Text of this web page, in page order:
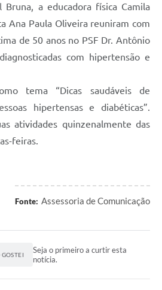
Bruna, a educadora física Camila
Ana Paula Oliveira reuniram com
de 50 anos no PSF Dr. Antônio
com hipertensão e
tema “Dicas saudáveis de
hipertensas e diabéticas”.
atividades quinzenalmente das
feiras.
Fonte: Assessoria de Comunicação
Seja o primeiro a curtir esta
notícia.